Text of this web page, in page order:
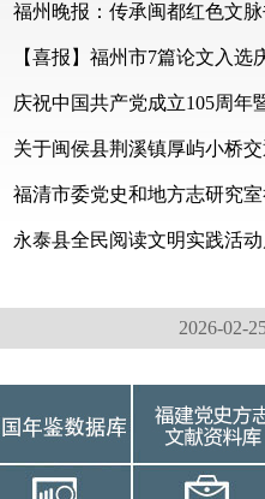
福州晚报：传承闽都红色文
【喜报】福州市7篇论文入
庆祝中国共产党成立105周年
关于闽侯县荆溪镇厚屿小桥
福清市委党史和地方志研究
永泰县全民阅读文明实践活
2026-04-
2026-03-
2026-02-